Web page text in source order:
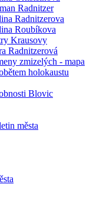
Radnitzer
Radnitzerova
Roubíkova
Krausovy
Radnitzerová
zmizelých - mapa
holokaustu
Blovic
města